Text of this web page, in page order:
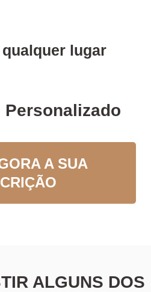
lugar
A SUA
ALGUNS DOS